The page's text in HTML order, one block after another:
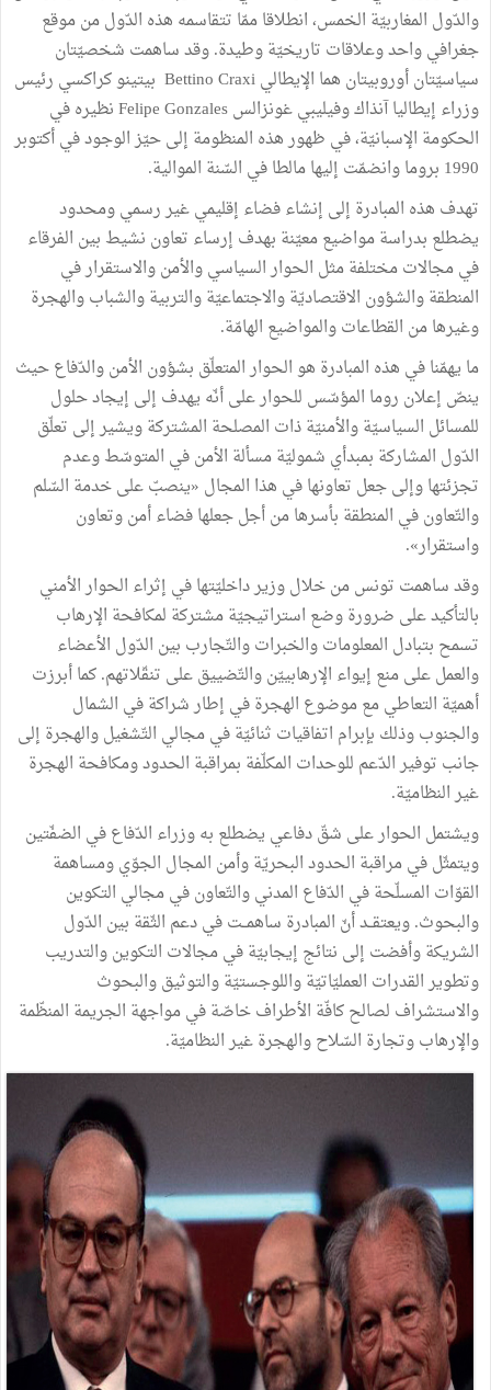
والدّول المغاربيّة الخمس، انطلاقا ممّا تتقاسمه هذه الدّول من موقع
جغرافي واحد وعلاقات تاريخيّة وطيدة. وقد ساهمت شخصيّتان
سياسيّتان أوروبيتان هما الإيطالي Bettino Craxi بيتينو كراكسي رئيس
وزراء إيطاليا آنذاك وفيليبي غونزالس Felipe Gonzales نظيره في
الحكومة الإسبانيّة، في ظهور هذه المنظومة إلى حيّز الوجود في أكتوبر
1990 بروما وانضمّت إليها مالطا في السّنة الموالية.
تهدف هذه المبادرة إلى إنشاء فضاء إقليمي غير رسمي ومحدود
يضطلع بدراسة مواضيع معيّنة بهدف إرساء تعاون نشيط بين الفرقاء
في مجالات مختلفة مثل الحوار السياسي والأمن والاستقرار في
المنطقة والشؤون الاقتصاديّة والاجتماعيّة والتربية والشباب والهجرة
وغيرها من القطاعات والمواضيع الهامّة.
ما يهمّنا في هذه المبادرة هو الحوار المتعلّق بشؤون الأمن والدّفاع حيث
ينصّ إعلان روما المؤسّس للحوار على أنّه يهدف إلى إيجاد حلول
للمسائل السياسيّة والأمنيّة ذات المصلحة المشتركة ويشير إلى تعلّق
الدّول المشاركة بمبدأي شموليّة مسألة الأمن في المتوسّط وعدم
تجزئتها وإلى جعل تعاونها في هذا المجال «ينصبّ على خدمة السّلم
والتّعاون في المنطقة بأسرها من أجل جعلها فضاء أمن وتعاون
واستقرار».
وقد ساهمت تونس من خلال وزير داخليّتها في إثراء الحوار الأمني
بالتأكيد على ضرورة وضع استراتيجيّة مشتركة لمكافحة الإرهاب
تسمح بتبادل المعلومات والخبرات والتّجارب بين الدّول الأعضاء
والعمل على منع إيواء الإرهابييّن والتّضييق على تنقّلاتهم. كما أبرزت
أهميّة التعاطي مع موضوع الهجرة في إطار شراكة في الشمال
والجنوب وذلك بإبرام اتفاقيات ثنائيّة في مجالي التّشغيل والهجرة إلى
جانب توفير الدّعم للوحدات المكلّفة بمراقبة الحدود ومكافحة الهجرة
غير النظاميّة.
ويشتمل الحوار على شقّ دفاعي يضطلع به وزراء الدّفاع في الضفّتين
ويتمثّل في مراقبة الحدود البحريّة وأمن المجال الجوّي ومساهمة
القوّات المسلّحة في الدّفاع المدني والتّعاون في مجالي التكوين
والبحوث. ويعتقــد أنّ المبادرة ساهمــت في دعم الثّقة بين الدّول
الشريكة وأفضت إلى نتائج إيجابيّة في مجالات التكوين والتدريب
وتطوير القدرات العمليّاتيّة واللوجستيّة والتوثيق والبحوث
والاستشراف لصالح كافّة الأطراف خاصّة في مواجهة الجريمة المنظّمة
والإرهاب وتجارة السّلاح والهجرة غير النظاميّة.